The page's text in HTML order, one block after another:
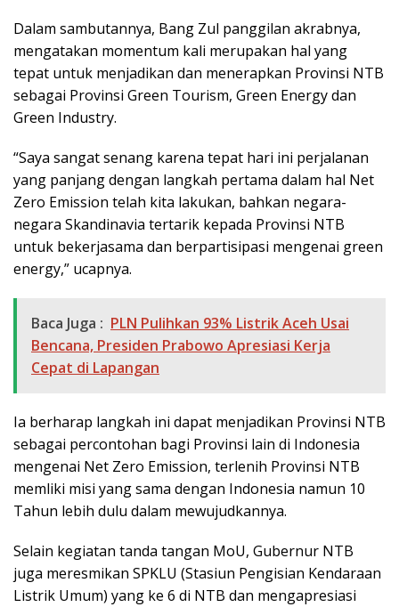
Dalam sambutannya, Bang Zul panggilan akrabnya,
mengatakan momentum kali merupakan hal yang
tepat untuk menjadikan dan menerapkan Provinsi NTB
sebagai Provinsi Green Tourism, Green Energy dan
Green Industry.
“Saya sangat senang karena tepat hari ini perjalanan
yang panjang dengan langkah pertama dalam hal Net
Zero Emission telah kita lakukan, bahkan negara-
negara Skandinavia tertarik kepada Provinsi NTB
untuk bekerjasama dan berpartisipasi mengenai green
energy,” ucapnya.
Baca Juga : PLN Pulihkan 93% Listrik Aceh Usai
Bencana, Presiden Prabowo Apresiasi Kerja
Cepat di Lapangan
Ia berharap langkah ini dapat menjadikan Provinsi NTB
sebagai percontohan bagi Provinsi lain di Indonesia
mengenai Net Zero Emission, terlenih Provinsi NTB
memliki misi yang sama dengan Indonesia namun 10
Tahun lebih dulu dalam mewujudkannya.
Selain kegiatan tanda tangan MoU, Gubernur NTB
juga meresmikan SPKLU (Stasiun Pengisian Kendaraan
Listrik Umum) yang ke 6 di NTB dan mengapresiasi